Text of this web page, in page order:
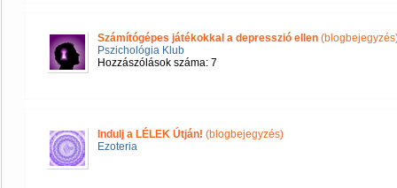
Számítógépes játékokkal a depresszió ellen
Pszichológia Klub
Hozzászólások száma: 7
Indulj a LÉLEK Útján! (blogbejegyzés)
Ezoteria